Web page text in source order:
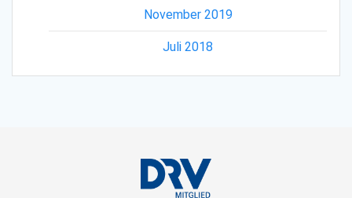
November 2019
Juli 2018